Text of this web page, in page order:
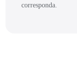
corresponda.